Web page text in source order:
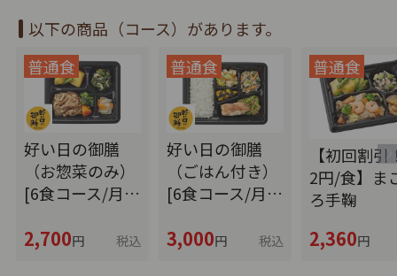
以下の商品（コース）があります。
好い日の御膳
（お惣菜のみ）
[6食コース/月…
2,700円 税込
好い日の御膳
（ごはん付き）
[6食コース/月…
3,000円 税込
【初回割引
2円/食】ま
ろ手鞠
2,360円